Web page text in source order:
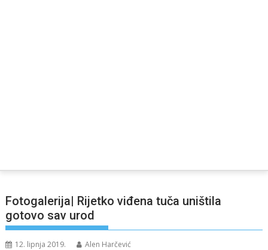
Fotogalerija| Rijetko viđena tuča uništila
gotovo sav urod
12. lipnja 2019. Alen Harčević